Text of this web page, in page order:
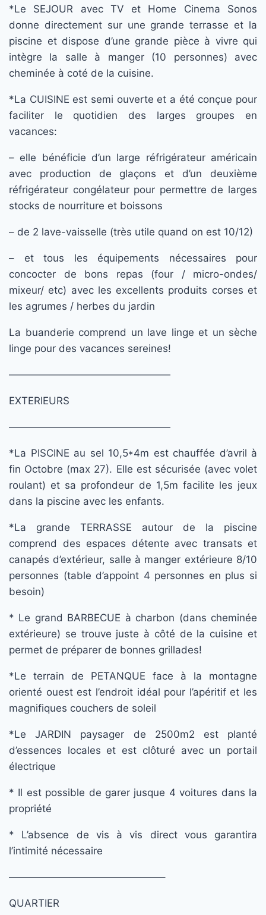
*Le SEJOUR avec TV et Home Cinema Sonos
donne directement sur une grande terrasse et la
piscine et dispose d’une grande pièce à vivre qui
intègre la salle à manger (10 personnes) avec
cheminée à coté de la cuisine.
*La CUISINE est semi ouverte et a été conçue pour
faciliter le quotidien des larges groupes en
vacances:
– elle bénéficie d’un large réfrigérateur américain
avec production de glaçons et d’un deuxième
réfrigérateur congélateur pour permettre de larges
stocks de nourriture et boissons
– de 2 lave-vaisselle (très utile quand on est 10/12)
– et tous les équipements nécessaires pour
concocter de bons repas (four / micro-ondes/
mixeur/ etc) avec les excellents produits corses et
les agrumes / herbes du jardin
La buanderie comprend un lave linge et un sèche
linge pour des vacances sereines!
————————————————
EXTERIEURS
————————————————
*La PISCINE au sel 10,5*4m est chauffée d’avril à
fin Octobre (max 27). Elle est sécurisée (avec volet
roulant) et sa profondeur de 1,5m facilite les jeux
dans la piscine avec les enfants.
*La grande TERRASSE autour de la piscine
comprend des espaces détente avec transats et
canapés d’extérieur, salle à manger extérieure 8/10
personnes (table d’appoint 4 personnes en plus si
besoin)
* Le grand BARBECUE à charbon (dans cheminée
extérieure) se trouve juste à côté de la cuisine et
permet de préparer de bonnes grillades!
*Le terrain de PETANQUE face à la montagne
orienté ouest est l’endroit idéal pour l’apéritif et les
magnifiques couchers de soleil
*Le JARDIN paysager de 2500m2 est planté
d’essences locales et est clôturé avec un portail
électrique
* Il est possible de garer jusque 4 voitures dans la
propriété
* L’absence de vis à vis direct vous garantira
l’intimité nécessaire
———————————————–
QUARTIER